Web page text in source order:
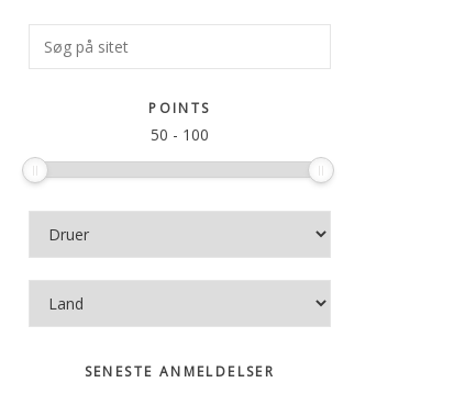
Primær
Sidebar
Søg
på
POINTS
50 - 100
SENESTE ANMELDELSER